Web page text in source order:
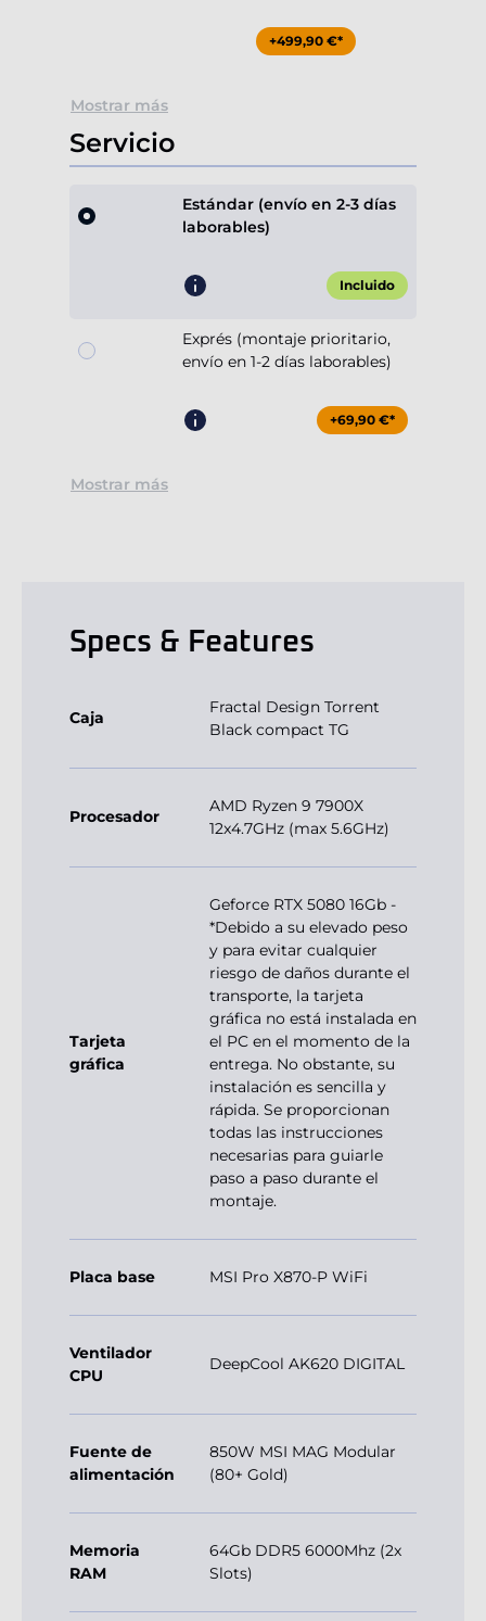
+499,90 €*
Mostrar más
Servicio
Estándar (envío en 2-3 días
laborables)
Incluido
Exprés (montaje prioritario,
envío en 1-2 días laborables)
+69,90 €*
Mostrar más
Specs & Features
Caja
Fractal Design Torrent
Black compact TG
Procesador
AMD Ryzen 9 7900X
12x4.7GHz (max 5.6GHz)
Tarjeta
gráfica
Geforce RTX 5080 16Gb -
*Debido a su elevado peso
y para evitar cualquier
riesgo de daños durante el
transporte, la tarjeta
gráfica no está instalada en
el PC en el momento de la
entrega. No obstante, su
instalación es sencilla y
rápida. Se proporcionan
todas las instrucciones
necesarias para guiarle
paso a paso durante el
montaje.
Placa base MSI Pro X870-P WiFi
Ventilador
CPU
DeepCool AK620 DIGITAL
Fuente de
alimentación
850W MSI MAG Modular
(80+ Gold)
Memoria
RAM
64Gb DDR5 6000Mhz (2x
Slots)